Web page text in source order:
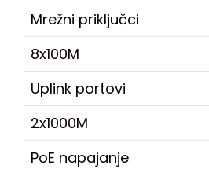
Mrežni priključci
8x100M
Uplink portovi
2x1000M
PoE napajanje